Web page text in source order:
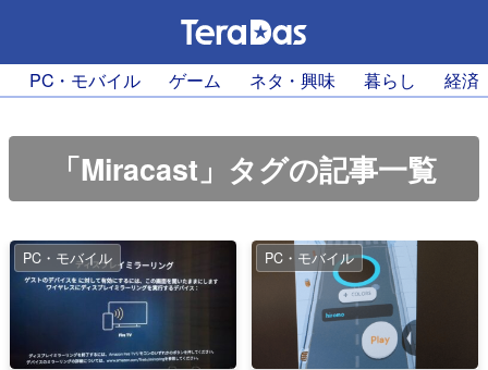
PC・モバイル ゲーム ネタ・興味 暮らし 経済
「Miracast」タグの記事一覧
PC・モバイル PC・モバイル